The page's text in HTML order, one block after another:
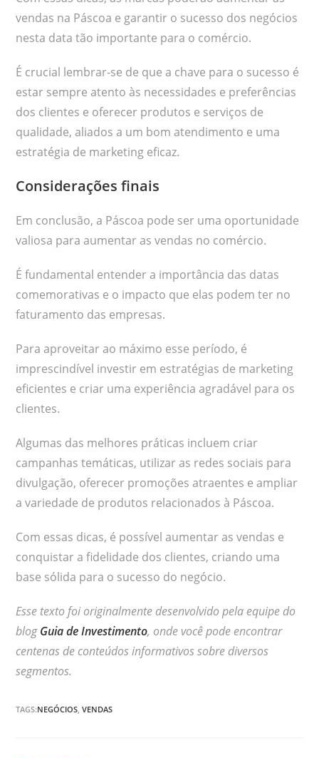
vendas na Páscoa e garantir o sucesso dos negócios
nesta data tão importante para o comércio.
É crucial lembrar-se de que a chave para o sucesso é
estar sempre atento às necessidades e preferências
dos clientes e oferecer produtos e serviços de
qualidade, aliados a um bom atendimento e uma
estratégia de marketing eficaz.
Considerações finais
Em conclusão, a Páscoa pode ser uma oportunidade
valiosa para aumentar as vendas no comércio.
É fundamental entender a importância das datas
comemorativas e o impacto que elas podem ter no
faturamento das empresas.
Para aproveitar ao máximo esse período, é
imprescindível investir em estratégias de marketing
eficientes e criar uma experiência agradável para os
clientes.
Algumas das melhores práticas incluem criar
campanhas temáticas, utilizar as redes sociais para
divulgação, oferecer promoções atraentes e ampliar
a variedade de produtos relacionados à Páscoa.
Com essas dicas, é possível aumentar as vendas e
conquistar a fidelidade dos clientes, criando uma
base sólida para o sucesso do negócio.
Esse texto foi originalmente desenvolvido pela equipe do
blogGuia de Investimento, onde você pode encontrar
centenas de conteúdos informativos sobre diversos
segmentos.
TAGS:NEGÓCIOS,VENDAS